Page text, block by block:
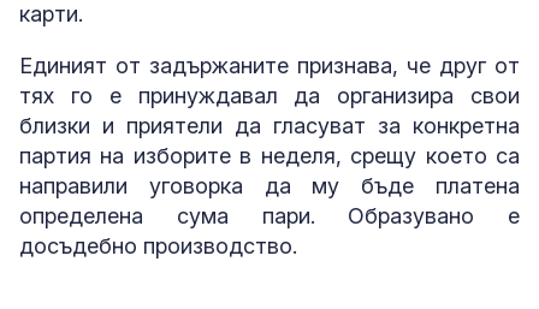
карти.
Единият от задържаните признава, че друг от
тях го е принуждавал да организира свои
близки и приятели да гласуват за конкретна
партия на изборите в неделя, срещу което са
направили уговорка да му бъде платена
определена сума пари. Образувано е
досъдебно производство.